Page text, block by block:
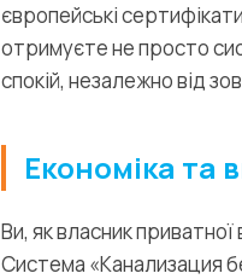
європейські
отримуєте не просто
спокій, незалежно від
Економіка та
Ви, як власник
Система «Канализация